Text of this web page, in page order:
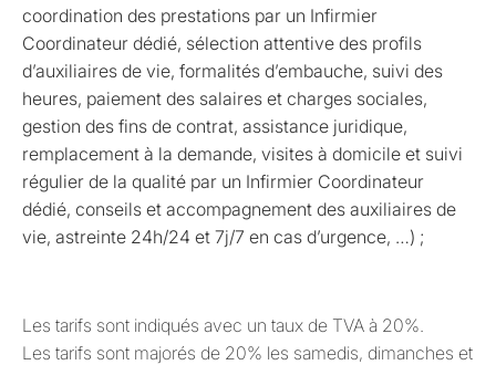
coordination des prestations par un Infirmier
Coordinateur dédié, sélection attentive des profils
d’auxiliaires de vie, formalités d’embauche, suivi des
heures, paiement des salaires et charges sociales,
gestion des fins de contrat, assistance juridique,
remplacement à la demande, visites à domicile et suivi
régulier de la qualité par un Infirmier Coordinateur
dédié, conseils et accompagnement des auxiliaires de
vie, astreinte 24h/24 et 7j/7 en cas d’urgence, …) ;
Les tarifs sont indiqués avec un taux de TVA à 20%.
Les tarifs sont majorés de 20% les samedis, dimanches et